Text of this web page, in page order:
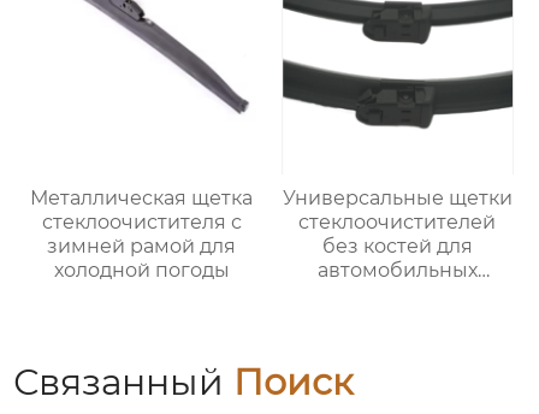
Металлическая щетка
стеклоочистителя с
зимней рамой для
холодной погоды
Универсальные щетки
стеклоочистителей
без костей для
автомобильных
Связанный Поиск